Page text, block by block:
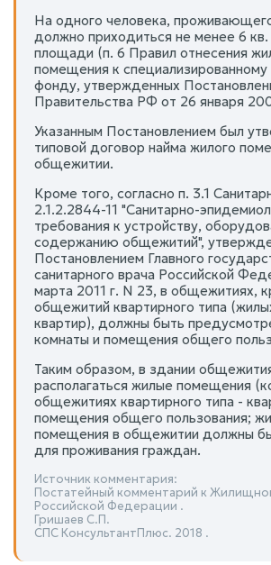
На одного человека,
должно приходиться не менее 6
площади (п. 6 Правил отнесения
помещения к
фонду, утвержденных
Правительства РФ от 26 января
Указанным Постановлением был
типовой договор найма жилого
общежитии.
Кроме того, согласно п. 3.1
2.1.2.2844-11 "Санитарно-
требования к устройству,
содержанию общежитий",
Постановлением Главного
санитарного врача Российской
марта 2011 г. N 23, в общежитиях,
общежитий квартирного типа
квартир), должны быть
комнаты и помещения общего
Таким образом, в здании
располагаться жилые помещения
общежитиях квартирного типа -
помещения общего пользования;
помещения в общежитии должны
для проживания граждан.
Источник комментария:
Постатейный комментарий к
Российской Федерации .
Гришаев С.П.
СПС КонсультантПлюс. 2018 .